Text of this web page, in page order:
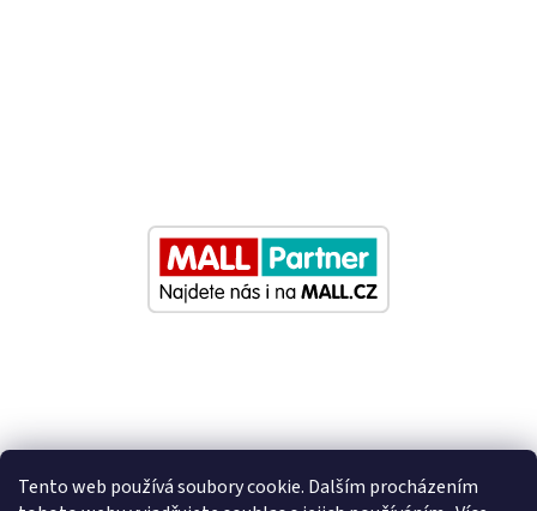
Tento web používá soubory cookie. Dalším procházením